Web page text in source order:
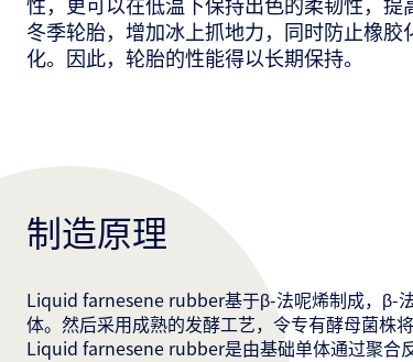
冬季轮胎，增加冰上抓地力，同时防止橡
化。因此，轮胎的性能得以长期保持。
制造原理
Liquid farnesene rubber基于β-法呢烯制成，β-
体。然后采用成熟的发酵工艺，令专有酵母菌株
Liquid farnesene rubber是由基础单体通过聚合